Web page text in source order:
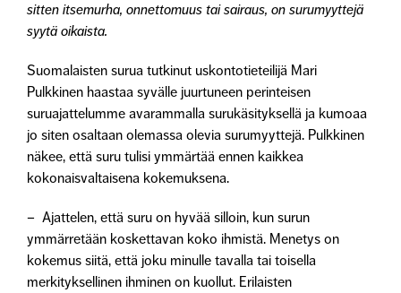
sitten itsemurha, onnettomuus tai sairaus, on surumyyttejä
syytä oikaista.
Suomalaisten surua tutkinut uskontotieteilijä Mari
Pulkkinen haastaa syvälle juurtuneen perinteisen
suruajattelumme avarammalla surukäsityksellä ja kumoaa
jo siten osaltaan olemassa olevia surumyyttejä. Pulkkinen
näkee, että suru tulisi ymmärtää ennen kaikkea
kokonaisvaltaisena kokemuksena.
– Ajattelen, että suru on hyvää silloin, kun surun
ymmärretään koskettavan koko ihmistä. Menetys on
kokemus siitä, että joku minulle tavalla tai toisella
merkityksellinen ihminen on kuollut. Erilaisten